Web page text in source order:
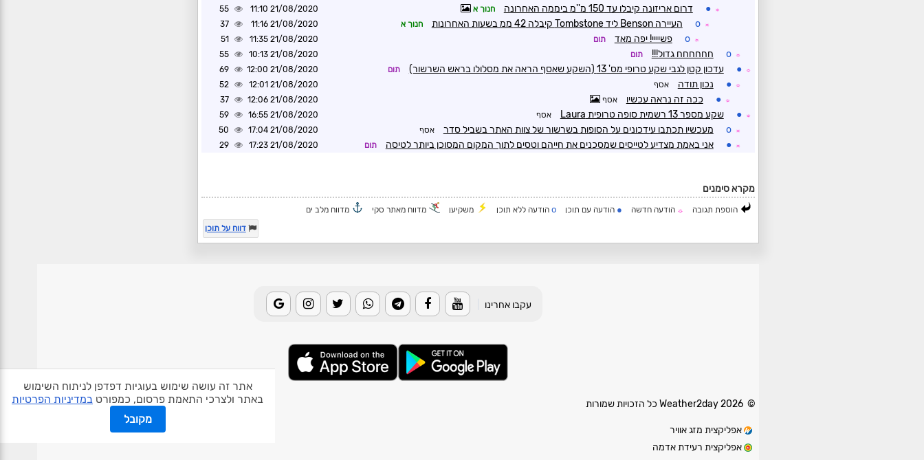
אתר זה עושה שימוש בעוגיות דפדפן לניתוח השימוש
באתר ולצרכי התאמת פרסום, כמפורט במדיניות הפרטיות
מקובל
☼
● דרום אריזונה קיבלו עד 150 מ''מ ביממה האחרונה חנוך א 21/08/2020 11:10
55
☼
o העיירה Benson ליד Tombstone קיבלה 42 ממ בשעות האחרונות חנוך א 21/08/2020 11:16
37
☼
o פשיייי! יפה מאד תום 21/08/2020 11:35
51
☼
o חחחחחח גדול!!! תום 21/08/2020 10:13
55
☼
● עדכון קטן לגבי שקע טרופי מס' 13 (השקע שאסף הראה את מסלולו בראש השרשור) תום 21/08/2020 12:00
69
☼
● נכון תודה אסף 21/08/2020 12:01
52
☼
● ככה זה נראה עכשיו אסף 21/08/2020 12:06
37
☼
● שקע מספר 13 רשמית סופה טרופית Laura אסף 21/08/2020 16:55
59
☼
o מעכשיו תכתבו עידכונים על הסופות בשרשור של צוות האתר בשביל סדר אסף 21/08/2020 17:04
50
☼
● אני באמת מצדיע לטייסים שמסכנים את חייהם וטסים לתוך המקום המסוכן ביותר לטיסה תום 21/08/2020 17:23
29
מקרא סימנים
הוספת תגובה ☼ הודעה חדשה ● הודעה עם תוכן o הודעה ללא תוכן משקיען מדווח מאתר סקי
מדווח מלב ים
דווח על תוכן
עקבו אחרינו
© 2026 Weather2day כל הזכויות שמורות
אפליקצית מזג אוויר
אפליקצית רעידת אדמה
אודות האתר פרטיות תנאי שימוש צור קשר בעלי אתרים